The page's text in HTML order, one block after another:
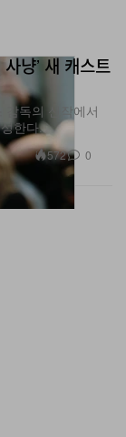
냥’ 새 캐스트
감독의 신작에서
한다.
572 0